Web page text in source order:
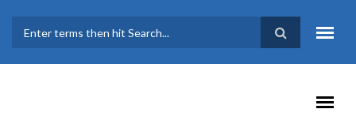
FORMULARIO DE
BÚSQUEDA